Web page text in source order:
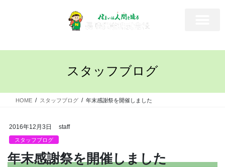
スタッフブログ
HOME スタッフブログ 年末感謝祭を開催しました
2016年12月3日 staff
スタッフブログ
年末感謝祭を開催しました